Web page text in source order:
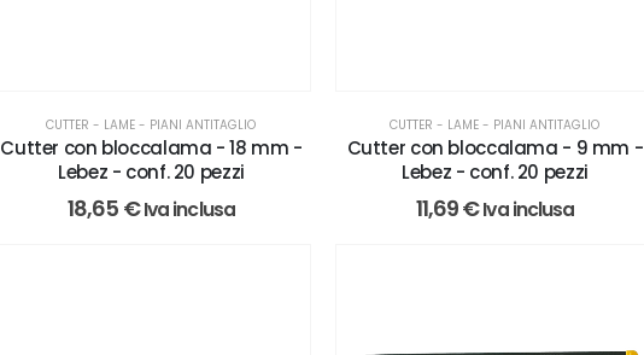
CUTTER - LAME - PIANI ANTITAGLIO
Cutter con bloccalama - 18 mm -
Lebez - conf. 20 pezzi
18,65 €Iva inclusa
CUTTER - LAME - PIANI ANTITAGLIO
Cutter con bloccalama - 9 mm -
Lebez - conf. 20 pezzi
11,69€Iva inclusa